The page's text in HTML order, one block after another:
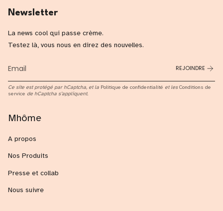
Newsletter
La news cool qui passe crème.
Testez là, vous nous en direz des nouvelles.
REJOINDRE
Ce site est protégé par hCaptcha, et la Politique de confidentialité et lesConditions de
service de hCaptcha s’appliquent.
Mhôme
A propos
Nos Produits
Presse et collab
Nous suivre